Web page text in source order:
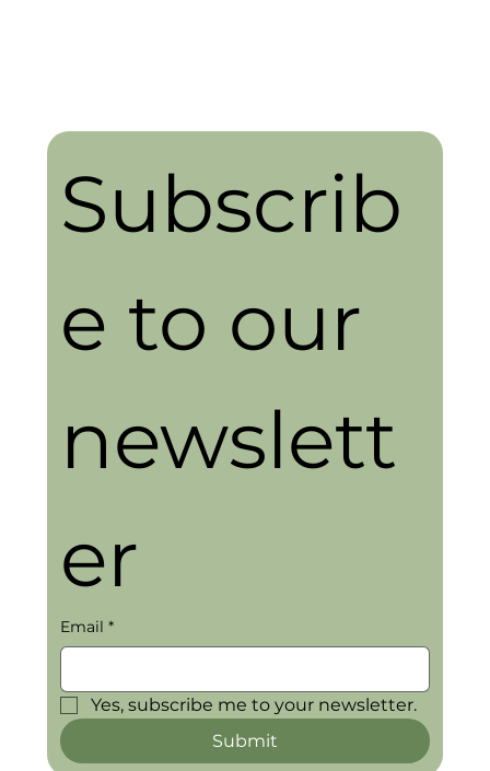
Subscrib
e to our
newslett
er
Email *
Yes, subscribe me to your newsletter.
Submit